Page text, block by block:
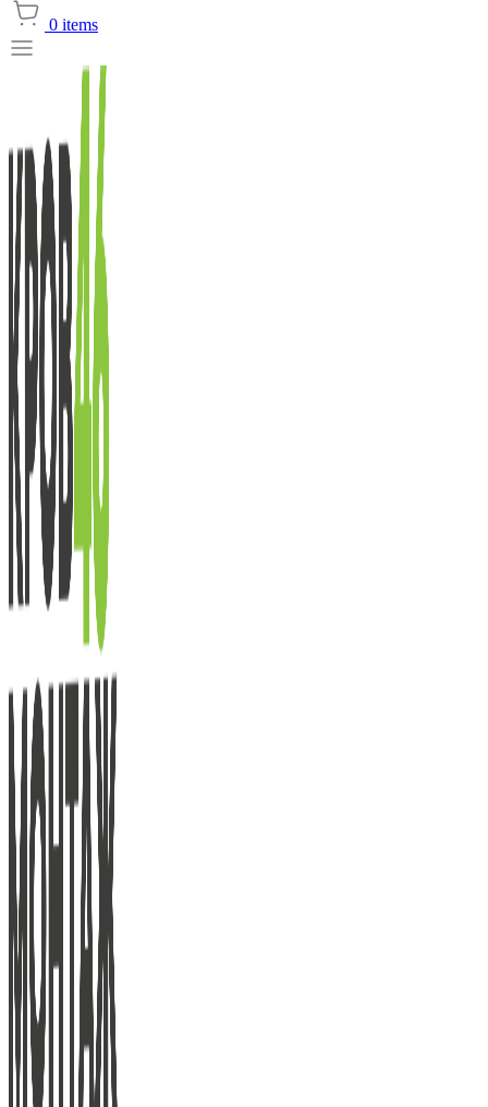
0 items